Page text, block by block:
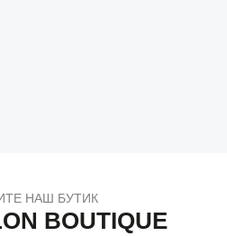
НАШ БУТИК
BOUTIQUE